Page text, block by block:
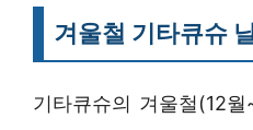
겨울철 기타큐슈
기타큐슈의 겨울철(12